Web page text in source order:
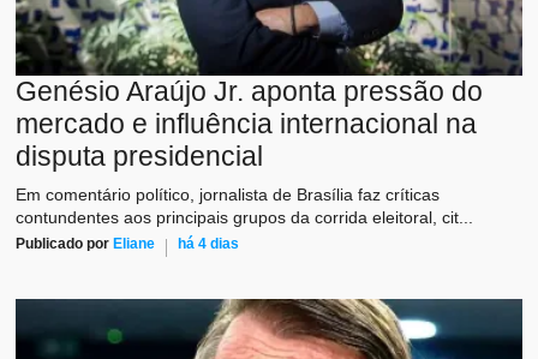
Genésio Araújo Jr. aponta pressão do
mercado e influência internacional na
disputa presidencial
Em comentário político, jornalista de Brasília faz críticas
contundentes aos principais grupos da corrida eleitoral, cit...
Publicado porEliane há 4 dias